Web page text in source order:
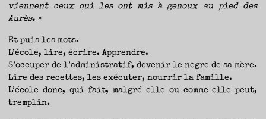
viennent ceux qui les ont mis à genoux au pied des
Aurès. »
Et puis les mots.
L’école, lire, écrire. Apprendre.
S’occuper de l’administratif, devenir le nègre de sa mère.
Lire des recettes, les exécuter, nourrir la famille.
L’école donc, qui fait, malgré elle ou comme elle peut,
tremplin.